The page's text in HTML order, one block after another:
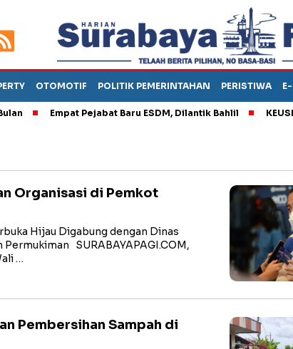
OTOMOTIF POLITIK PEMERINTAHAN PERISTIWA
Empat Pejabat Baru ESDM, Dilantik Bahlil KEUSILAN
Organisasi di Pemkot
Hijau Digabung dengan Dinas
Permukiman SURABAYAPAGI.COM,
…
Pembersihan Sampah di